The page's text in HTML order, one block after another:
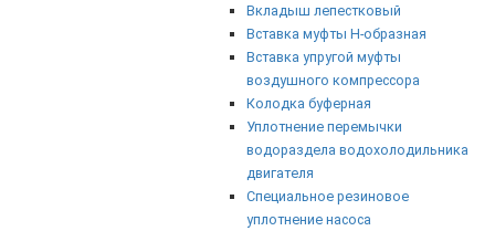
Вкладыш лепестковый
Вставка муфты Н-образная
Вставка упругой муфты
воздушного компрессора
Колодка буферная
Уплотнение перемычки
водораздела водохолодильника
двигателя
Специальное резиновое
уплотнение насоса